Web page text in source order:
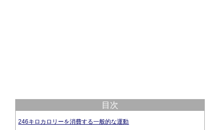
目次
246キロカロリーを消費する一般的な運動